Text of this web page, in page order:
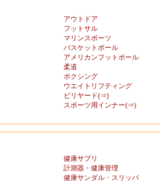
アウトドア
フットサル
マリンスポーツ
バスケットボール
アメリカンフットボール
柔道
ボクシング
ウエイトリフティング
ビリヤード(⇒)
スポーツ用インナー(⇒)
健康サプリ
計測器・健康管理
健康サンダル・スリッパ